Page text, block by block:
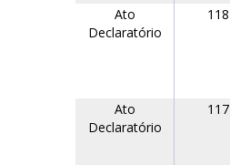
Ato
Declaratório
118
Ato
Declaratório
117